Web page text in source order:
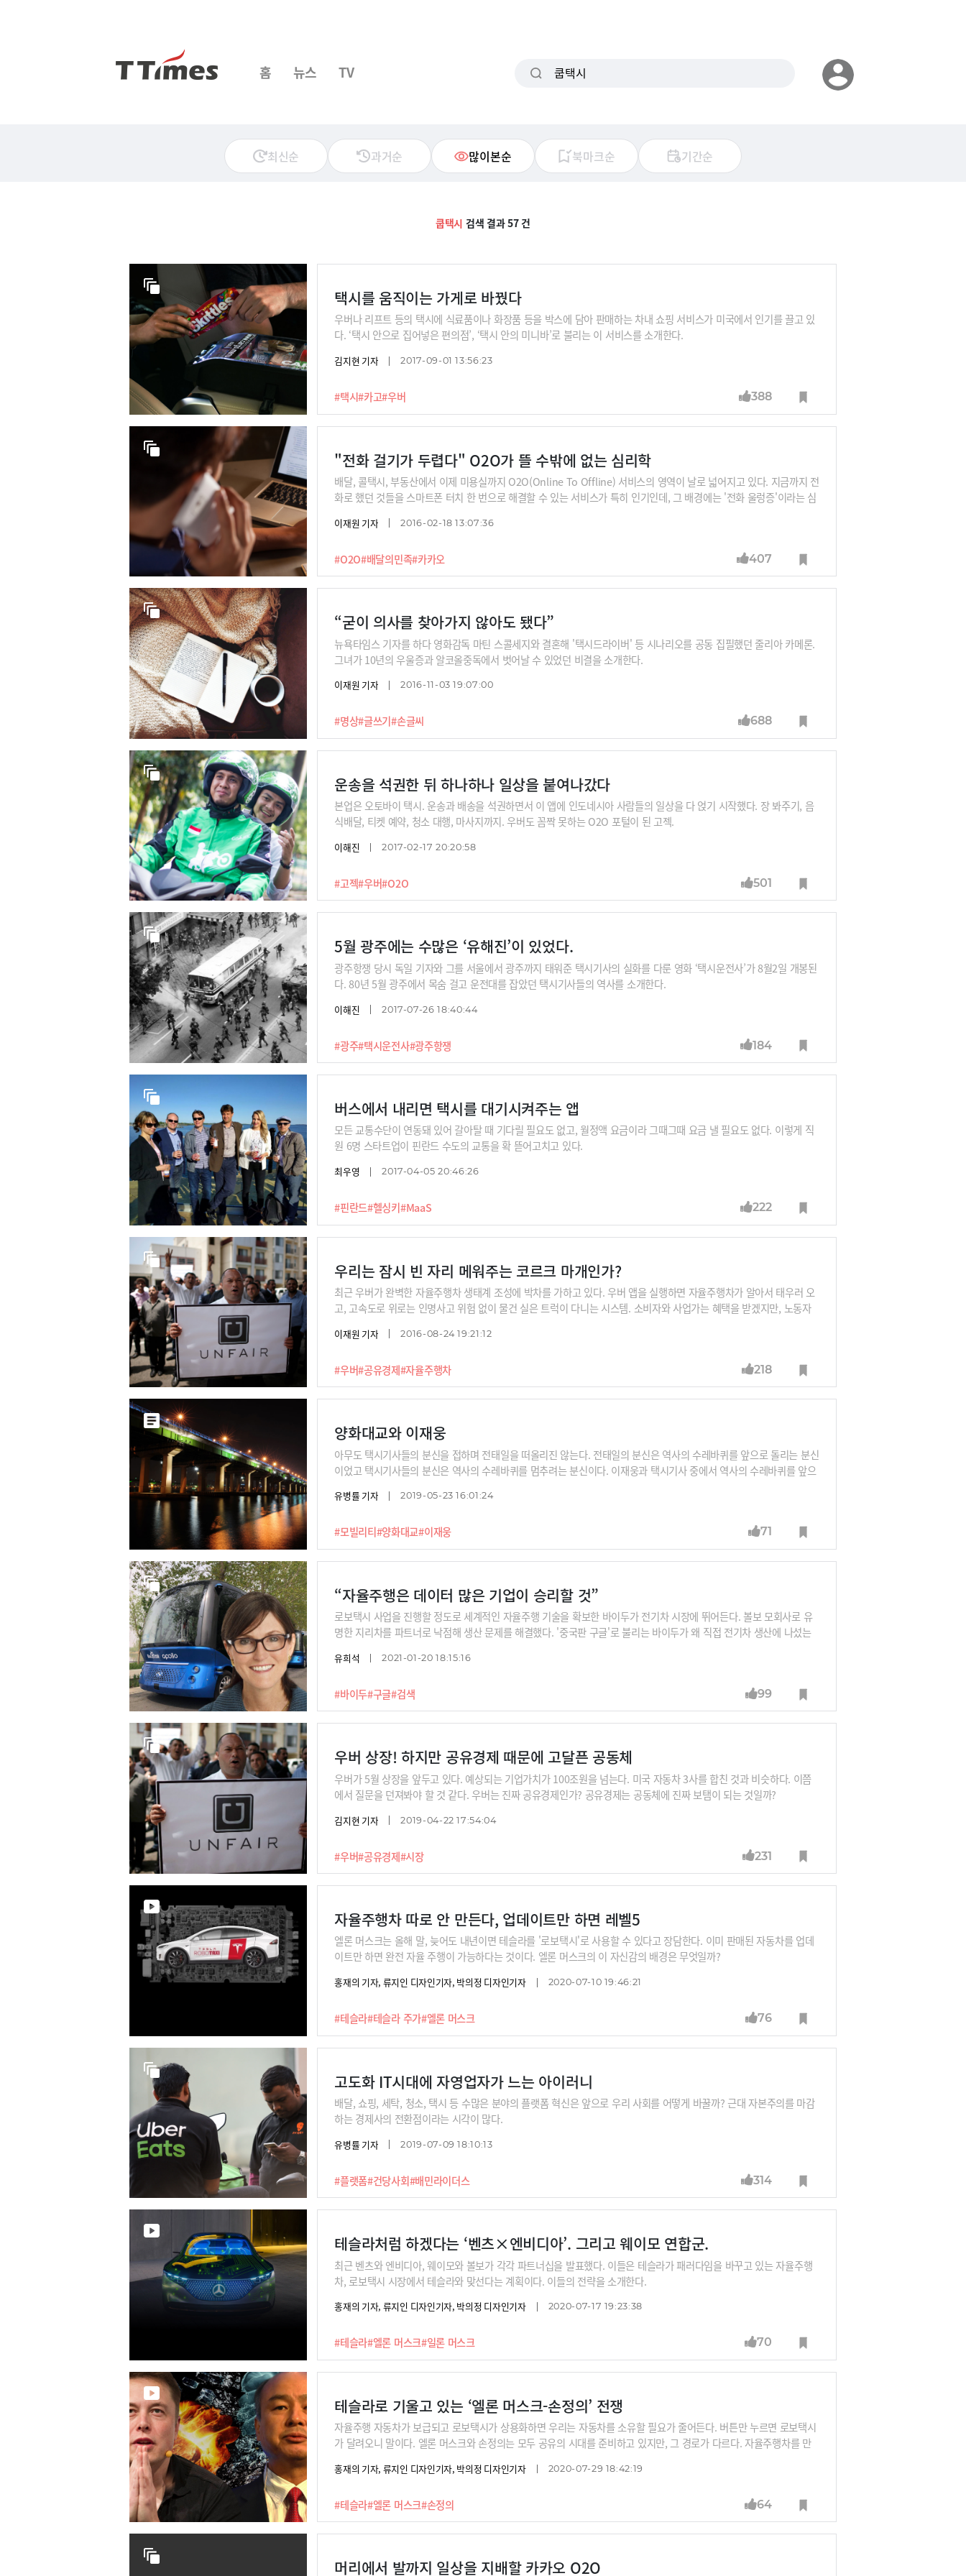
홈 뉴스 TV
최신순 과거순 많이본순 북마크순 기간순
쿱택시 검색 결과 57 건
택시를 움직이는 가게로 바꿨다
#택시#카고#우버
우버나 리프트 등의 택시에 식료품이나 화장품 등을 박스에 담아 판매하는 차내 쇼핑 서비스가 미국에서 인기를 끌고 있
다. ‘택시 안으로 집어넣은 편의점’, ‘택시 안의 미니바’로 불리는 이 서비스를 소개한다.
김지현 기자 2017-09-01 13:56:23
388
"전화 걸기가 두렵다" O2O가 뜰 수밖에 없는 심리학
#O2O#배달의민족#카카오
배달, 콜택시, 부동산에서 이제 미용실까지 O2O(Online To Offline) 서비스의 영역이 날로 넓어지고 있다. 지금까지 전
화로 했던 것들을 스마트폰 터치 한 번으로 해결할 수 있는 서비스가 특히 인기인데, 그 배경에는 '전화 울렁증'이라는 심
이재원 기자 2016-02-18 13:07:36
407
“굳이 의사를 찾아가지 않아도 됐다”
#명상#글쓰기#손글씨
뉴욕타임스 기자를 하다 영화감독 마틴 스콜세지와 결혼해 '택시드라이버' 등 시나리오를 공동 집필했던 줄리아 카메론.
그녀가 10년의 우울증과 알코올중독에서 벗어날 수 있었던 비결을 소개한다.
이재원 기자 2016-11-03 19:07:00
688
운송을 석권한 뒤 하나하나 일상을 붙여나갔다
#고젝#우버#O2O
본업은 오토바이 택시. 운송과 배송을 석권하면서 이 앱에 인도네시아 사람들의 일상을 다 얹기 시작했다. 장 봐주기, 음
식배달, 티켓 예약, 청소 대행, 마사지까지. 우버도 꼼짝 못하는 O2O 포털이 된 고젝.
이해진 2017-02-17 20:20:58
501
5월 광주에는 수많은 ‘유해진’이 있었다.
#광주#택시운전사#광주항쟁
광주항쟁 당시 독일 기자와 그를 서울에서 광주까지 태워준 택시기사의 실화를 다룬 영화 ‘택시운전사’가 8월2일 개봉된
다. 80년 5월 광주에서 목숨 걸고 운전대를 잡았던 택시기사들의 역사를 소개한다.
이해진 2017-07-26 18:40:44
184
버스에서 내리면 택시를 대기시켜주는 앱
#핀란드#헬싱키#MaaS
모든 교통수단이 연동돼 있어 갈아탈 때 기다릴 필요도 없고, 월정액 요금이라 그때그때 요금 낼 필요도 없다. 이렇게 직
원 6명 스타트업이 핀란드 수도의 교통을 확 뜯어고치고 있다.
최우영 2017-04-05 20:46:26
222
우리는 잠시 빈 자리 메워주는 코르크 마개인가?
#우버#공유경제#자율주행차
최근 우버가 완벽한 자율주행차 생태계 조성에 박차를 가하고 있다. 우버 앱을 실행하면 자율주행차가 알아서 태우러 오
고, 고속도로 위로는 인명사고 위험 없이 물건 실은 트럭이 다니는 시스템. 소비자와 사업가는 혜택을 받겠지만, 노동자
이재원 기자 2016-08-24 19:21:12
218
양화대교와 이재웅
#모빌리티#양화대교#이재웅
아무도 택시기사들의 분신을 접하며 전태일을 떠올리진 않는다. 전태일의 분신은 역사의 수레바퀴를 앞으로 돌리는 분신
이었고 택시기사들의 분신은 역사의 수레바퀴를 멈추려는 분신이다. 이재웅과 택시기사 중에서 역사의 수레바퀴를 앞으
이재웅으로서는 애가 탈 노릇이다. 그래서 비난의 맞바람을 정면으로 맞으며 혁신의 수레바퀴를 가장 앞에서 끌고 있다.
사는 GM이나 옐로우 택시가 아니라 우버 편이다. 자가용이 없어도 되고 택시기사가 어떤 사람일지 걱정하지 않아도 되
는 시대다. 누가 자동차를 만들고 운전하느냐가 아니라 배차의 기술, 배차의 플랫폼이 더 중요한 시대다. 그래서 역사는
분신하는 택시기사가 아니라 “분신을 정치적으로 이용하지 말
유병률 기자 2019-05-23 16:01:24
71
“자율주행은 데이터 많은 기업이 승리할 것”
#바이두#구글#검색
로보택시 사업을 진행할 정도로 세계적인 자율주행 기술을 확보한 바이두가 전기차 시장에 뛰어든다. 볼보 모회사로 유
명한 지리차를 파트너로 낙점해 생산 문제를 해결했다. '중국판 구글'로 불리는 바이두가 왜 직접 전기차 생산에 나섰는
유희석 2021-01-20 18:15:16
99
우버 상장! 하지만 공유경제 때문에 고달픈 공동체
#우버#공유경제#시장
우버가 5월 상장을 앞두고 있다. 예상되는 기업가치가 100조원을 넘는다. 미국 자동차 3사를 합친 것과 비슷하다. 이쯤
에서 질문을 던져봐야 할 것 같다. 우버는 진짜 공유경제인가? 공유경제는 공동체에 진짜 보탬이 되는 것일까?
김지현 기자 2019-04-22 17:54:04
231
자율주행차 따로 안 만든다, 업데이트만 하면 레벨5
#테슬라#테슬라 주가#엘론 머스크
엘론 머스크는 올해 말, 늦어도 내년이면 테슬라를 '로보택시'로 사용할 수 있다고 장담한다. 이미 판매된 자동차를 업데
이트만 하면 완전 자율 주행이 가능하다는 것이다. 엘론 머스크의 이 자신감의 배경은 무엇일까?
홍재의 기자, 류지인 디자인기자, 박의정 디자인기자 2020-07-10 19:46:21
76
고도화 IT시대에 자영업자가 느는 아이러니
#플랫폼#건당사회#배민라이더스
배달, 쇼핑, 세탁, 청소, 택시 등 수많은 분야의 플랫폼 혁신은 앞으로 우리 사회를 어떻게 바꿀까? 근대 자본주의를 마감
하는 경제사의 전환점이라는 시각이 많다.
유병률 기자 2019-07-09 18:10:13
314
테슬라처럼 하겠다는 ‘벤츠×엔비디아’. 그리고 웨이모 연합군.
#테슬라#엘론 머스크#일론 머스크
최근 벤츠와 엔비디아, 웨이모와 볼보가 각각 파트너십을 발표했다. 이들은 테슬라가 패러다임을 바꾸고 있는 자율주행
차, 로보택시 시장에서 테슬라와 맞선다는 계획이다. 이들의 전략을 소개한다.
홍재의 기자, 류지인 디자인기자, 박의정 디자인기자 2020-07-17 19:23:38
70
테슬라로 기울고 있는 ‘엘론 머스크-손정의’ 전쟁
#테슬라#엘론 머스크#손정의
자율주행 자동차가 보급되고 로보택시가 상용화하면 우리는 자동차를 소유할 필요가 줄어든다. 버튼만 누르면 로보택시
가 달려오니 말이다. 엘론 머스크와 손정의는 모두 공유의 시대를 준비하고 있지만, 그 경로가 다르다. 자율주행차를 만
자동차 미래의 끝판왕은 누구일까?
홍재의 기자, 류지인 디자인기자, 박의정 디자인기자 2020-07-29 18:42:19
64
머리에서 발까지 일상을 지배할 카카오 O2O